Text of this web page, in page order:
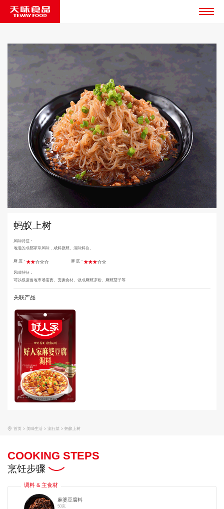
蚂蚁上树
风味特征：
地道的成都家常风味，咸鲜微辣、滋味鲜香。
麻 度： 麻 度：
风味特征：
可以根据当地市场需要、变换食材、做成麻辣凉粉、麻辣茄子等
关联产品
首页 > 美味生活 > 流行菜 > 蚂蚁上树
COOKING STEPS
烹饪步骤
调料 & 主食材
麻婆豆腐料
50克